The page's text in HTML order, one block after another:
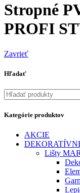
Stropné
PROFI
Zavrieť
Hľadať
Kategórie produktov
AKCIE
Lišty